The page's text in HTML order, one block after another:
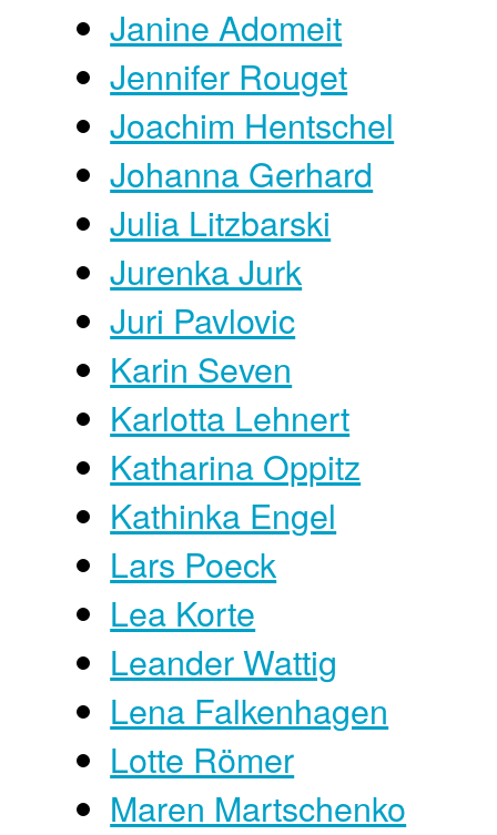
Janine Adomeit
Jennifer Rouget
Joachim Hentschel
Johanna Gerhard
Julia Litzbarski
Jurenka Jurk
Juri Pavlovic
Karin Seven
Karlotta Lehnert
Katharina Oppitz
Kathinka Engel
Lars Poeck
Lea Korte
Leander Wattig
Lena Falkenhagen
Lotte Römer
Maren Martschenko